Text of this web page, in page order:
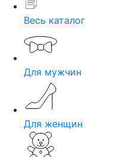
Весь каталог
Для мужчин
Для женщин